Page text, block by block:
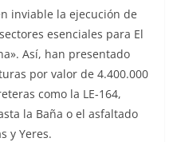
inviable la ejecución de
esenciales para El
Así, han presentado
por valor de 4.400.000
como la LE-164,
la Baña o el asfaltado
y Yeres.